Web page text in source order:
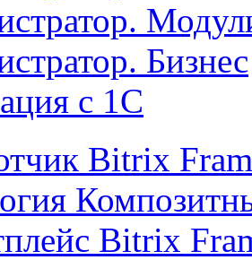
Бизнес
с 1С
Bitrix
Bitrix